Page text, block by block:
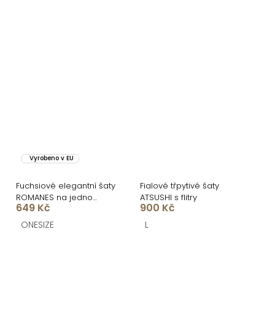
Vyrobeno v EU
Fuchsiové elegantní šaty
ROMANES na jedno
rameno
649 Kč
ONESIZE
Fialové třpytivé šaty
ATSUSHI s flitry
900 Kč
L